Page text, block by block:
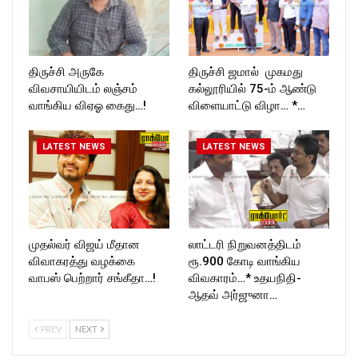
திருச்சி அருகே
விவசாயியிடம் லஞ்சம்
வாங்கிய விஏஓ கைது…!
திருச்சி ஜமால் முகமது
கல்லூரியில் 75-ம் ஆண்டு
விளையாட்டு விழா… *…
LATEST NEWS
முதல்வர் விஜய் மீதான
விவாகரத்து வழக்கை
வாபஸ் பெற்றார் சங்கீதா…!
LATEST NEWS
லாட்டரி நிறுவனத்திடம்
ரூ.900 கோடி வாங்கிய
விவகாரம்…* உதயநிதி-
ஆதவ் அர்ஜுனா…
PREV NEXT